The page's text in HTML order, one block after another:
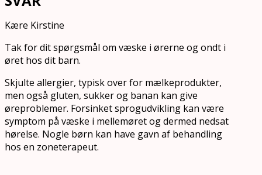
Kære Kirstine
Tak for dit spørgsmål om væske i ørerne og ondt i
øret hos dit barn.
Skjulte allergier, typisk over for mælkeprodukter,
men også gluten, sukker og banan kan give
øreproblemer. Forsinket sprogudvikling kan være
symptom på væske i mellemøret og dermed nedsat
hørelse. Nogle børn kan have gavn af behandling
hos en zoneterapeut.